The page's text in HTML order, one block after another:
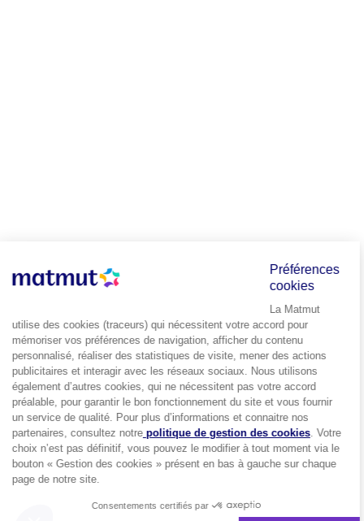
Préférences
cookies
La Matmut
utilise des cookies (traceurs) qui nécessitent votre accord pour
mémoriser vos préférences de navigation, afficher du contenu
personnalisé, réaliser des statistiques de visite, mener des actions
publicitaires et interagir avec les réseaux sociaux. Nous utilisons
également d’autres cookies, qui ne nécessitent pas votre accord
préalable, pour garantir le bon fonctionnement du site et vous fournir
un service de qualité. Pour plus d’informations et connaitre nos
partenaires, consultez notre politique de gestion des cookies . Votre
choix n’est pas définitif, vous pouvez le modifier à tout moment via le
bouton « Gestion des cookies » présent en bas à gauche sur chaque
page de notre site.
Consentements certifiés par